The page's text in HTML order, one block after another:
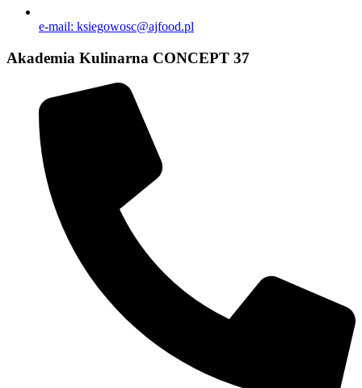
e-mail: ksiegowosc@ajfood.pl
Akademia Kulinarna CONCEPT 37